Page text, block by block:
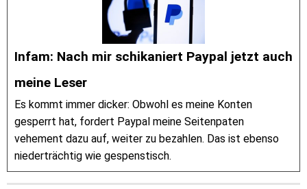
Infam: Nach mir schikaniert Paypal jetzt auch
meine Leser
Es kommt immer dicker: Obwohl es meine Konten
gesperrt hat, fordert Paypal meine Seitenpaten
vehement dazu auf, weiter zu bezahlen. Das ist ebenso
niederträchtig wie gespenstisch.